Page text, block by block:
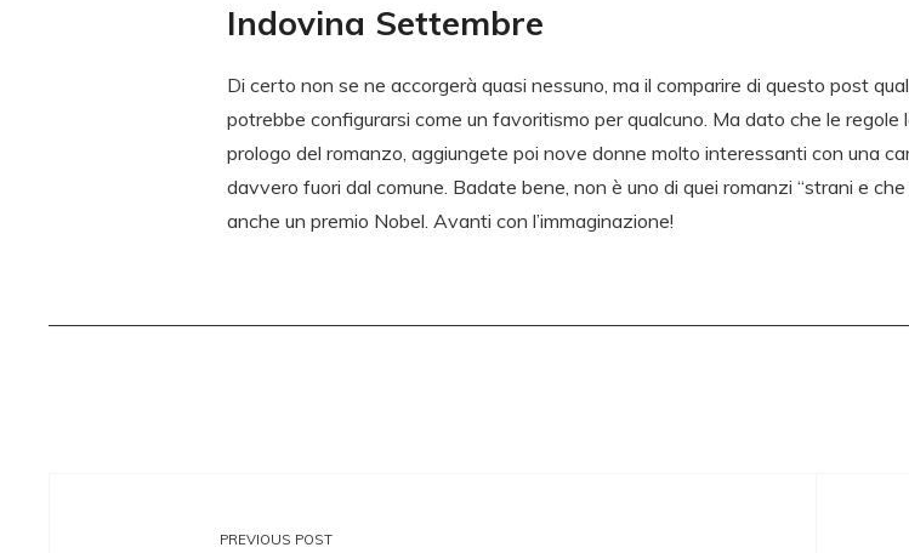
Indovina Settembre
Di certo non se ne accorgerà quasi nessuno, ma il comparire di questo post
potrebbe configurarsi come un favoritismo per qualcuno. Ma dato che le regole
prologo del romanzo, aggiungete poi nove donne molto interessanti con una
davvero fuori dal comune. Badate bene, non è uno di quei romanzi “strani e
anche un premio Nobel. Avanti con l’immaginazione!
PREVIOUS POST